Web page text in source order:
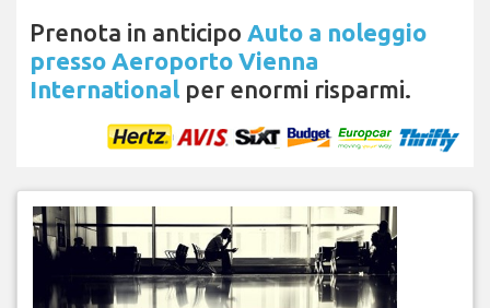
Prenota in anticipo Auto a noleggio
presso Aeroporto Vienna
International per enormi risparmi.